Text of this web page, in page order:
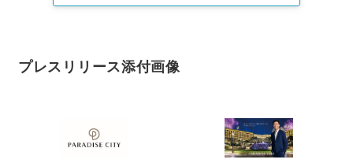
プレスリリース添付画像